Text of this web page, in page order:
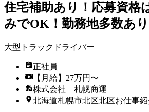
住宅補助あり！応募資格
みでOK！勤務地多数あり
大型トラックドライバー
正社員
【月給】27万円〜
株式会社 札幌商運
北海道札幌市北区北区お仕事紹